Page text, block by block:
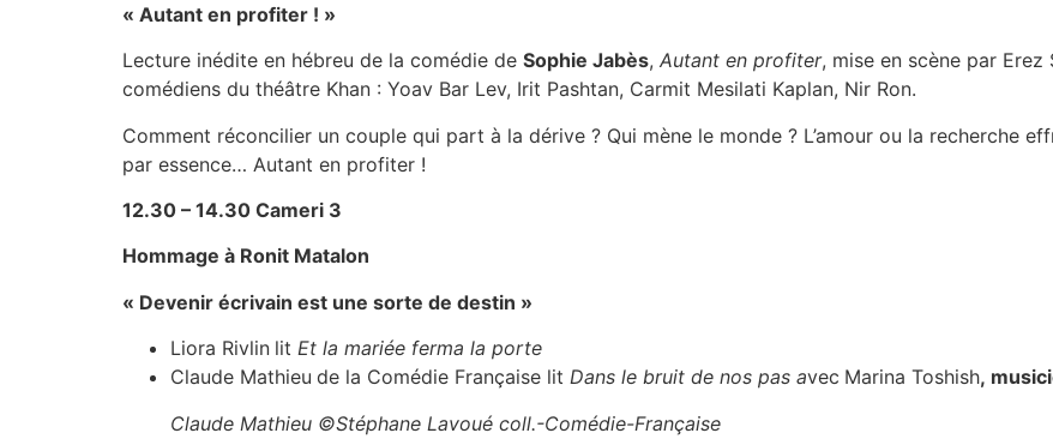
« Autant en profiter ! »
Lecture inédite en hébreu de la comédie de Sophie Jabès, Autant en profiter, mise en scène par
comédiens du théâtre Khan : Yoav Bar Lev, Irit Pashtan, Carmit Mesilati Kaplan, Nir Ron.
Comment réconcilier un couple qui part à la dérive ? Qui mène le monde ? L’amour ou la recherche
par essence… Autant en profiter !
12.30 – 14.30 Cameri 3
Hommage à Ronit Matalon
« Devenir écrivain est une sorte de destin »
Liora Rivlin lit Et la mariée ferma la porte
Claude Mathieu de la Comédie Française lit Dans le bruit de nos pas avec Marina Toshish,
Claude Mathieu ©Stéphane Lavoué coll.-Comédie-Française